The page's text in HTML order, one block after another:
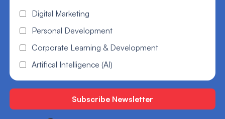
Digital Marketing
Personal Development
Corporate Learning & Development
Artifical Intelligence (AI)